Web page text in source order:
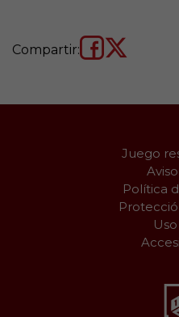
Compartir:
Juego
Política